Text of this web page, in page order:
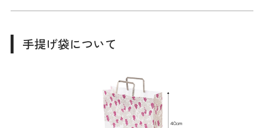
手提げ袋について